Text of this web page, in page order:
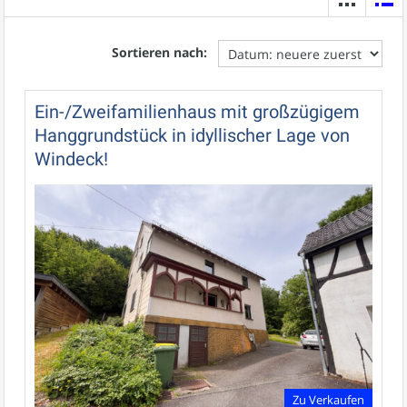
Sortieren nach:
Ein-/Zweifamilienhaus mit großzügigem
Hanggrundstück in idyllischer Lage von
Windeck!
Zu Verkaufen